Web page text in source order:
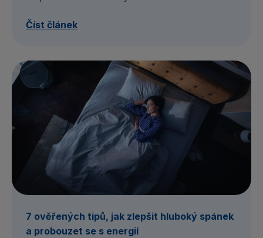
Číst článek
7 ověřených tipů, jak zlepšit hluboký spánek
a probouzet se s energií